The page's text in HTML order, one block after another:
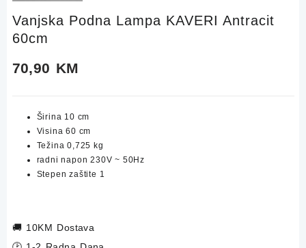
Vanjska Podna Lampa KAVERI Antracit
60cm
70,90 KM
Širina 10 cm
Visina 60 cm
Težina 0,725 kg
radni napon 230V ~ 50Hz
Stepen zaštite 1
🚚 10KM Dostava